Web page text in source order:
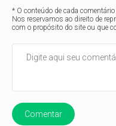
* O conteúdo de cada
Nos reservamos ao direito de
com o propósito do site ou que
Comentar